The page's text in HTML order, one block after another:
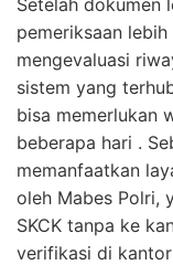
pemeriksaan
mengevaluasi
sistem yang
bisa memerlukan
beberapa hari .
memanfaatkan
oleh Mabes Polri,
SKCK tanpa ke
verifikasi di